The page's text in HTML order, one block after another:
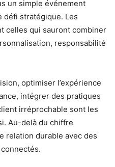
un simple événement
défi stratégique. Les
celles qui sauront combiner
responsabilité
optimiser l’expérience
intégrer des pratiques
irréprochable sont les
Au-delà du chiffre
relation durable avec des